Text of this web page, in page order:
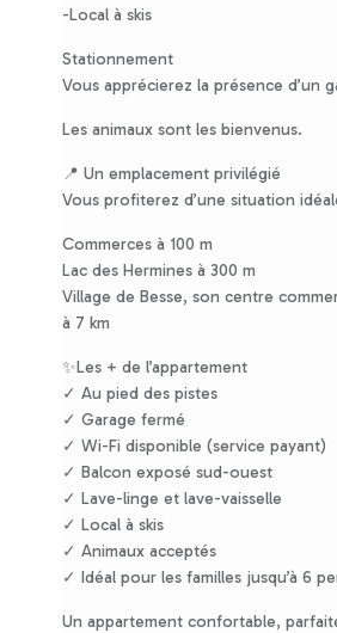
-Local à skis
Stationnement
Vous apprécierez la présence d’un
Les animaux sont les bienvenus.
📍 Un emplacement privilégié
Vous profiterez d’une situation
Commerces à 100 m
Lac des Hermines à 300 m
Village de Besse, son centre
à 7 km
✨Les + de l’appartement
✓ Au pied des pistes
✓ Garage fermé
✓ Wi-Fi disponible (service payant)
✓ Balcon exposé sud-ouest
✓ Lave-linge et lave-vaisselle
✓ Local à skis
✓ Animaux acceptés
✓ Idéal pour les familles jusqu’à 6
Un appartement confortable,